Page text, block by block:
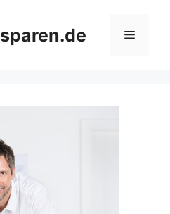
Menü